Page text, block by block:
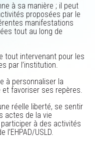
à sa manière ; il peut
proposées par le
manifestations
tout au long de
tout intervenant pour les
par l’institution.
à personnaliser la
favoriser ses repères.
réelle liberté, se sentir
actes de la vie
à des activités
USLD.